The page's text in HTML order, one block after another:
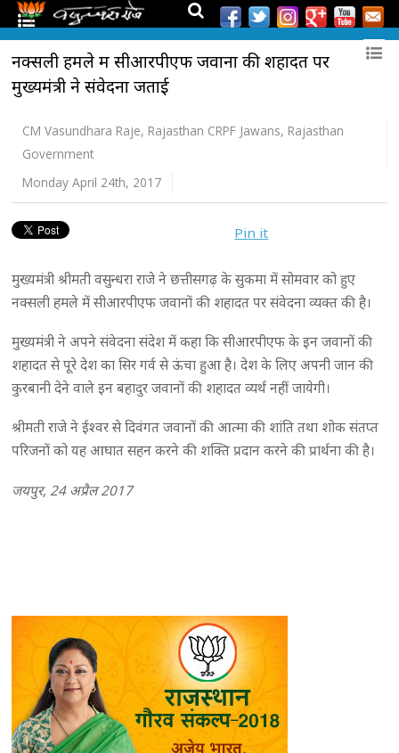
नक्सली हमले में सीआरपीएफ जवानों की शहादत पर
मुख्यमंत्री ने संवेदना जताई
CM Vasundhara Raje, Rajasthan CRPF Jawans, Rajasthan
Government
Monday April 24th, 2017
Pin it
मुख्यमंत्री श्रीमती वसुन्धरा राजे ने छत्तीसगढ़ के सुकमा में सोमवार को हुए
नक्सली हमले में सीआरपीएफ जवानों की शहादत पर संवेदना व्यक्त की है।
मुख्यमंत्री ने अपने संवेदना संदेश में कहा कि सीआरपीएफ के इन जवानों की
शहादत से पूरे देश का सिर गर्व से ऊंचा हुआ है। देश के लिए अपनी जान की
कुरबानी देने वाले इन बहादुर जवानों की शहादत व्यर्थ नहीं जायेगी।
श्रीमती राजे ने ईश्वर से दिवंगत जवानों की आत्मा की शांति तथा शोक संतप्त
परिजनों को यह आघात सहन करने की शक्ति प्रदान करने की प्रार्थना की है।
जयपुर, 24 अप्रैल 2017